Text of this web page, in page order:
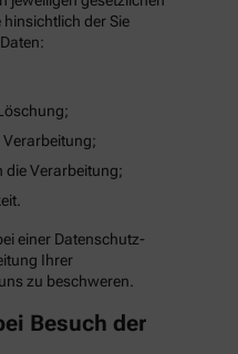
der Sie
die Verarbeitung;
einer Datenschutz-
Ihrer
zu beschweren.
Besuch der